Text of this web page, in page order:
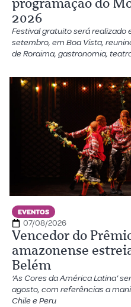
programação do
2026
Festival gratuito será realizado
setembro, em Boa Vista,
de Roraima, gastronomia,
EVENTOS
07/08/2026
Vencedor do
amazonense
Belém
‘As Cores da América Latina’
agosto, com referências a
Chile e Peru